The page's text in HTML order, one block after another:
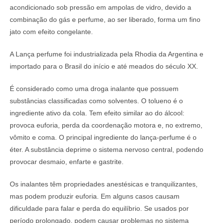
acondicionado sob pressão em ampolas de vidro, devido a
combinação do gás e perfume, ao ser liberado, forma um fino
jato com efeito congelante.
A Lança perfume foi industrializada pela Rhodia da Argentina e
importado para o Brasil do início e até meados do século XX.
É considerado como uma droga inalante que possuem
substâncias classificadas como solventes. O tolueno é o
ingrediente ativo da cola. Tem efeito similar ao do álcool:
provoca euforia, perda da coordenação motora e, no extremo,
vômito e coma. O principal ingrediente do lança-perfume é o
éter. A substância deprime o sistema nervoso central, podendo
provocar desmaio, enfarte e gastrite.
Os inalantes têm propriedades anestésicas e tranquilizantes,
mas podem produzir euforia. Em alguns casos causam
dificuldade para falar e perda do equilíbrio. Se usados por
período prolongado, podem causar problemas no sistema